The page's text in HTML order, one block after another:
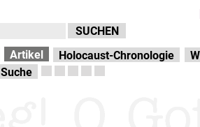
Artikel Holocaust-Chronologie
Suche